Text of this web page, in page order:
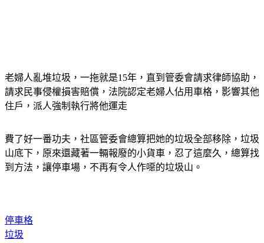
老婦人亂堆垃圾，一拖就是15年，直到管委會請求律師協助，
請求民事侵權損害賠償，法院認定老婦人佔用車格，影響其他
費了好一番功夫，社區管委會總算把她的垃圾全部移除，垃圾
山底下，原來還藏著一輛報廢的小貨車，忍了這麼久，總算找
停車格